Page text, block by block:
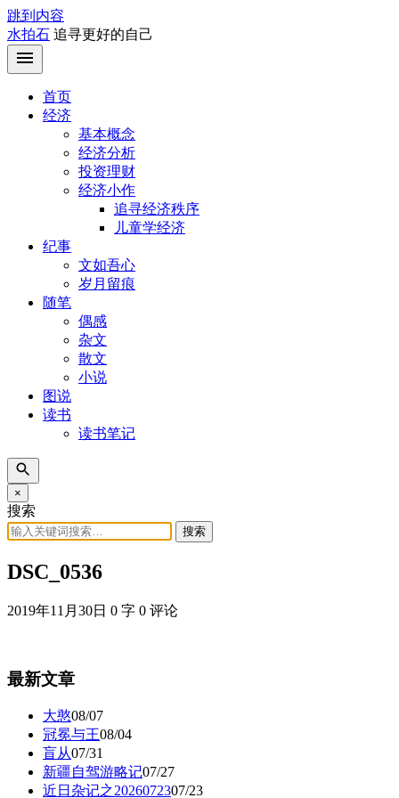
跳到内容
水拍石 追寻更好的自己
首页
经济
基本概念
经济分析
投资理财
经济小作
追寻经济秩序
儿童学经济
纪事
文如吾心
岁月留痕
随笔
偶感
杂文
散文
小说
图说
读书
读书笔记
×
搜索
搜索
DSC_0536
2019年11月30日 0 字 0 评论
最新文章
大憨08/07
冠冕与王08/04
盲从07/31
新疆自驾游略记07/27
近日杂记之2026072307/23